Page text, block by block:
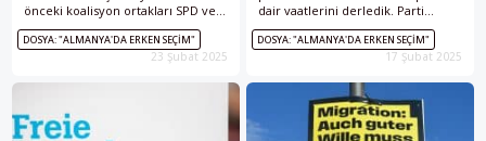
önceki koalisyon ortakları SPD ve
FDP için ise büyük bir yenilgi
anlamına geliyor.
DOSYA: "ALMANYA'DA ERKEN SEÇIM"
23 Şubat 2025
dair vaatlerini derledik. Parti
programlarında göç, entegrasyon,
vatandaşlık reformları, din
özgürlüğü, aşırılıkla mücadele ve
DOSYA: "ALMANYA'DA ERKEN SEÇIM"
17 Şubat 2025